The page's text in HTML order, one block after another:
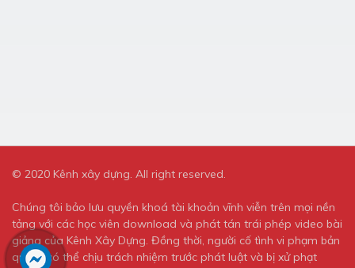
© 2020 Kênh xây dựng. All right reserved.
Chúng tôi bảo lưu quyền khoá tài khoản vĩnh viễn trên mọi nền
tảng với các học viên download và phát tán trái phép video bài
giảng của Kênh Xây Dựng. Đồng thời, người cố tình vi phạm bản
quyền có thể chịu trách nhiệm trước phát luật và bị xử phạt